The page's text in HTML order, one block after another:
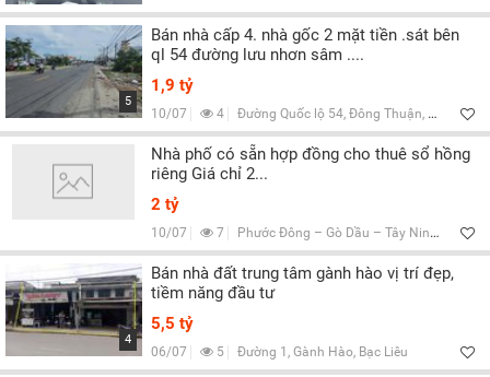
5
Bán nhà cấp 4. nhà gốc 2 mặt tiền .sát bên
ql 54 đường lưu nhơn sâm ....
1,9 tỷ
10/07 4 Đường Quốc lộ 54, Đông Thuận, Vĩnh Long
Nhà phố có sẵn hợp đồng cho thuê sổ hồng
riêng Giá chỉ 2...
2 tỷ
10/07 7 Phước Đông – Gò Dầu – Tây Ninh, Hà Nội
4
Bán nhà đất trung tâm gành hào vị trí đẹp,
tiềm năng đầu tư
5,5 tỷ
06/07 5 Đường 1, Gành Hào, Bạc Liêu